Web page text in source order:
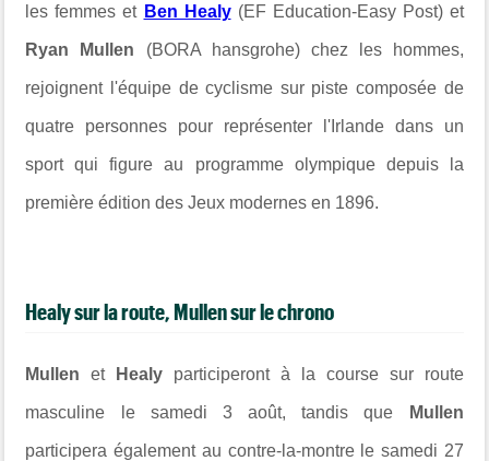
les femmes et Ben Healy(EF Education-Easy Post) et
Ryan Mullen (BORA hansgrohe) chez les hommes,
rejoignent l'équipe de cyclisme sur piste composée de
quatre personnes pour représenter l'Irlande dans un
sport qui figure au programme olympique depuis la
première édition des Jeux modernes en 1896.
Healy sur la route, Mullen sur le chrono
Mullenet Healy participeront à la course sur route
masculine le samedi 3 août, tandis que Mullen
participera également au contre-la-montre le samedi 27